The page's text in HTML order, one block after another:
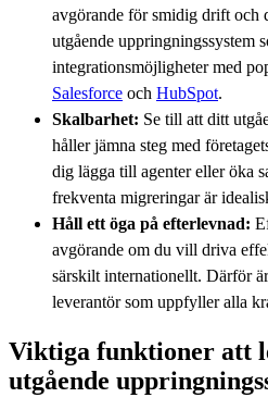
avgörande för smidig drift och
utgående uppringningssystem
integrationsmöjligheter med
Salesforce och HubSpot.
Skalbarhet: Se till att ditt
håller jämna steg med
dig lägga till agenter eller öka
frekventa migreringar är
Håll ett öga på efterlevnad:
avgörande om du vill driva
särskilt internationellt. Därför
leverantör som uppfyller alla
Viktiga funktioner att
utgående